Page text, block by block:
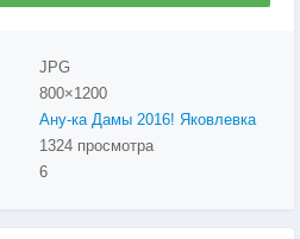
JPG
800×1200
Ану-ка Дамы 2016! Яковлевка
1324 просмотра
6